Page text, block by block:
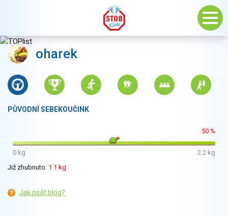
oharek
PŮVODNÍ SEBEKOUČINK
50 %
0 kg
2.2 kg
Již zhubnuto: 1.1 kg
Jak psát blog?